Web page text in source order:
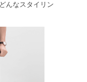
んなスタイリン